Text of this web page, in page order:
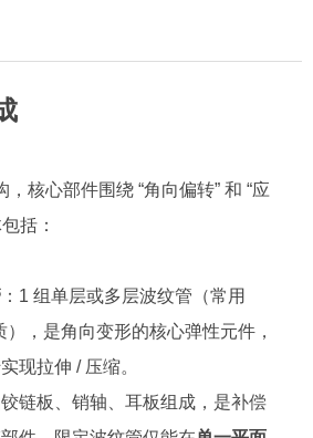
核心部件围绕 “角向偏转” 和 “应
括：
：1 组单层或多层波纹管（常用
），是角向变形的核心弹性元件，
现拉伸 / 压缩。
链板、销轴、耳板组成，是补偿